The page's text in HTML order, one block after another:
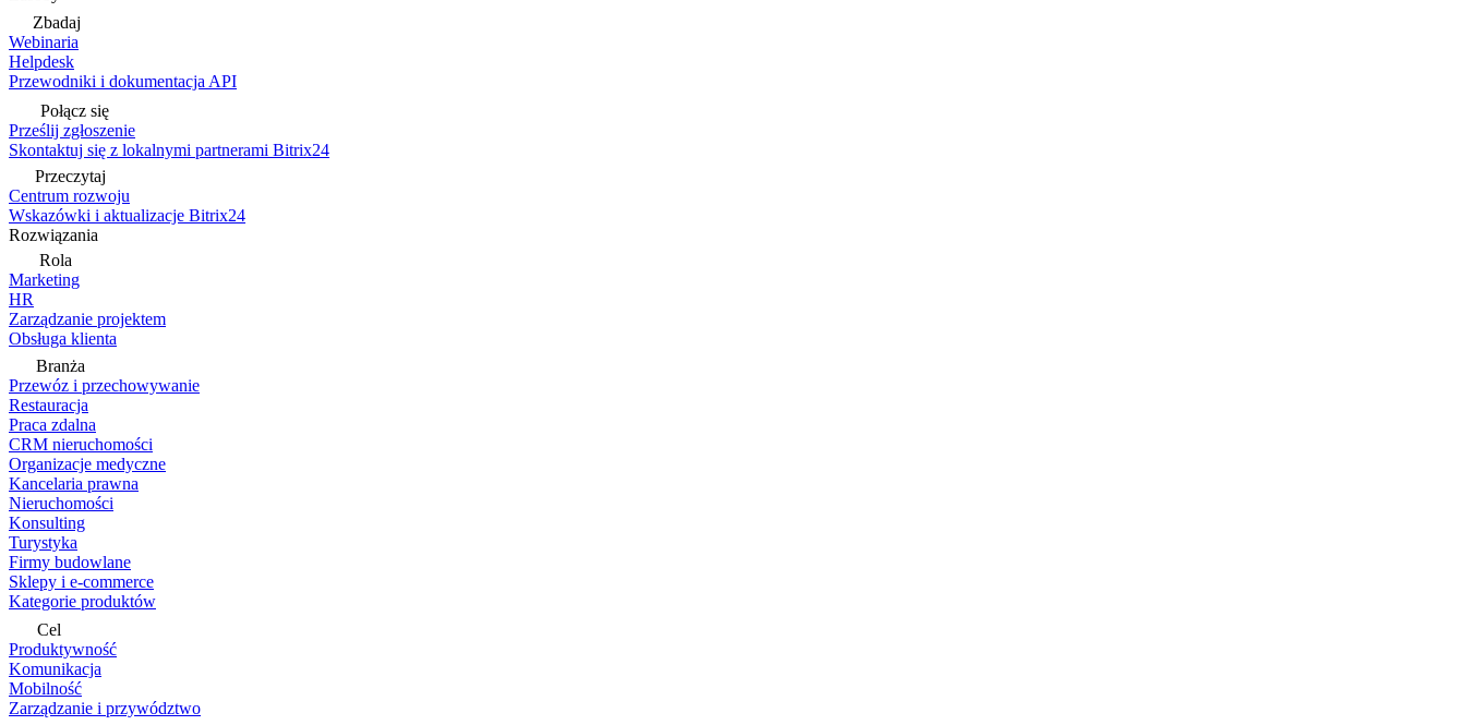
Zbadaj
Webinaria
Helpdesk
Przewodniki i dokumentacja API
Połącz się
Prześlij zgłoszenie
Skontaktuj się z lokalnymi partnerami Bitrix24
Przeczytaj
Centrum rozwoju
Wskazówki i aktualizacje Bitrix24
Rozwiązania
Rola
Marketing
HR
Zarządzanie projektem
Obsługa klienta
Branża
Przewóz i przechowywanie
Restauracja
Praca zdalna
CRM nieruchomości
Organizacje medyczne
Kancelaria prawna
Nieruchomości
Konsulting
Turystyka
Firmy budowlane
Sklepy i e-commerce
Kategorie produktów
Cel
Produktywność
Komunikacja
Mobilność
Zarządzanie i przywództwo